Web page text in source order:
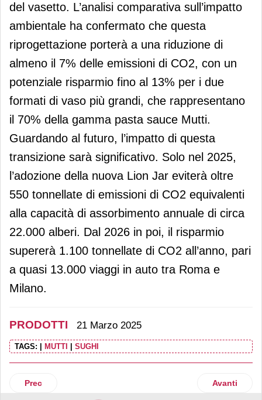
del vasetto. L’analisi comparativa sull’impatto
ambientale ha confermato che questa
riprogettazione porterà a una riduzione di
almeno il 7% delle emissioni di CO2, con un
potenziale risparmio fino al 13% per i due
formati di vaso più grandi, che rappresentano
il 70% della gamma pasta sauce Mutti.
Guardando al futuro, l’impatto di questa
transizione sarà significativo. Solo nel 2025,
l’adozione della nuova Lion Jar eviterà oltre
550 tonnellate di emissioni di CO2 equivalenti
alla capacità di assorbimento annuale di circa
22.000 alberi. Dal 2026 in poi, il risparmio
supererà 1.100 tonnellate di CO2 all’anno, pari
a quasi 13.000 viaggi in auto tra Roma e
Milano.
PRODOTTI 21 Marzo 2025
TAGS: MUTTI SUGHI
Articolo precedente: Galup innova la Pasqua con la linea
Prec Articolo
Avanti